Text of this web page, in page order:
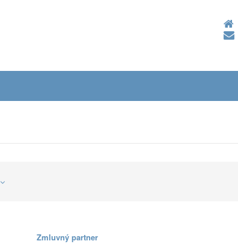
Zmluvný partner